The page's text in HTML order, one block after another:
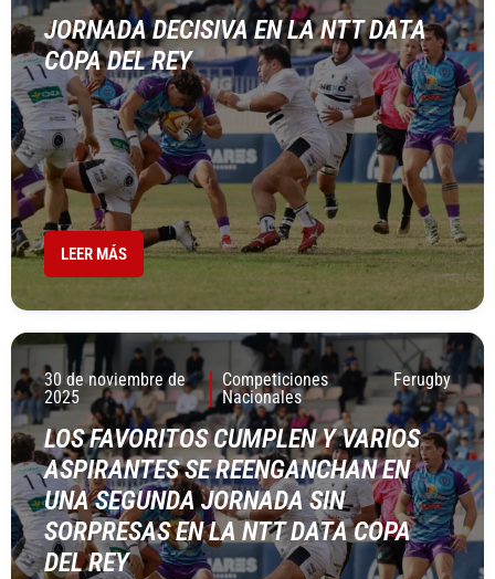
JORNADA DECISIVA EN LA NTT DATA
COPA DEL REY
LEER MÁS
30 de noviembre de
2025
Competiciones
Nacionales
Ferugby
LOS FAVORITOS CUMPLEN Y VARIOS
ASPIRANTES SE REENGANCHAN EN
UNA SEGUNDA JORNADA SIN
SORPRESAS EN LA NTT DATA COPA
DEL REY